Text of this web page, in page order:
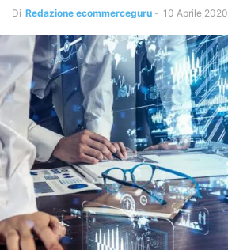
Di Redazione ecommerceguru - 10 Aprile 2020